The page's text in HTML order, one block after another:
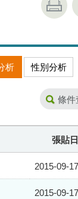
析 性別分析
條件
張貼日
2015-09-17
2015-09-17